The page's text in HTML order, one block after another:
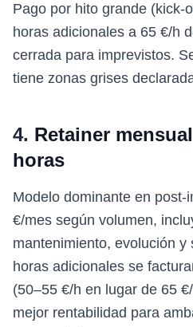
Pago por hito grande (kick-
horas adicionales a 65 €/h
cerrada para imprevistos.
tiene zonas grises
4. Retainer
horas
Modelo dominante en post-
€/mes según volumen,
mantenimiento, evolución
horas adicionales se
(50–55 €/h en lugar de 65
mejor rentabilidad para